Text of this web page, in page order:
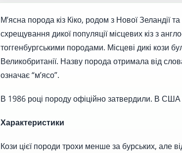
М’ясна порода кіз Кіко, родом з Нової Зеландії
схрещування дикої популяції місцевих кіз з
тоггенбургськими породами. Місцеві дикі кози
Великобританії. Назву порода отримала від
означає “м’ясо”.
В 1986 році породу офіційно затвердили. В
Характеристики
Кози цієї породи трохи менше за бурських, але